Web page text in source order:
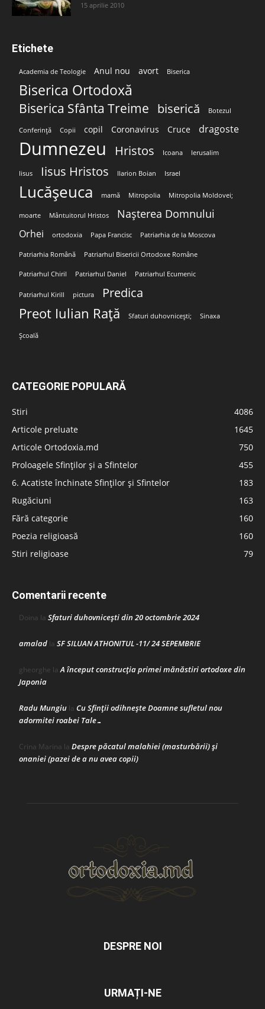
15 aprilie 2010
Etichete
Academia de Teologie Anul nou avort Biserica
Biserica Ortodoxă
Biserica Sfânta Treime biserică Botezul
Conferință Copii copil Coronavirus Cruce dragoste
Dumnezeu Hristos Icoana Ierusalim
Iisus Iisus Hristos Ilarion Boian Israel
Lucășeuca mamă Mitropolia Mitropolia Moldovei;
moarte Mântuitorul Hristos Nașterea Domnului
Orhei ortodoxia Papa Francisc Patriarhia de la Moscova
Patriarhia Română Patriarhul Bisericii Ortodoxe Române
Patriarhul Chiril Patriarhul Daniel Patriarhul Ecumenic
Patriarhul Kirill pictura Predica
Preot Iulian Rață Sfaturi duhovnicești; Sinaxa
Școală
CATEGORIE POPULARĂ
Stiri
4086
Articole preluate
1645
Articole Ortodoxia.md
750
Proloagele Sfinților și a Sfintelor
455
6. Acatiste închinate Sfinților și Sfintelor
183
Rugăciuni
163
Fără categorie
160
Poezia religioasă
160
Stiri religioase
79
Comentarii recente
Doina la Sfaturi duhovnicești din 20 octombrie 2024
amalad la SF SILUAN ATHONITUL -11/ 24 SEPEMBRIE
gheorghe laA început construcţia primei mănăstiri ortodoxe din
Japonia
Radu Mungiu la Cu Sfinții odihnește Doamne sufletul nou
adormitei roabei Tale…
Crina Marina la Despre păcatul malahiei (masturbării) şi
onaniei (pazei de a nu avea copii)
DESPRE NOI
URMAȚI-NE